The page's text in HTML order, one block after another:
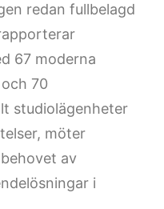
redan fullbelagd
67 moderna
70
studiolägenheter
möter
av
i